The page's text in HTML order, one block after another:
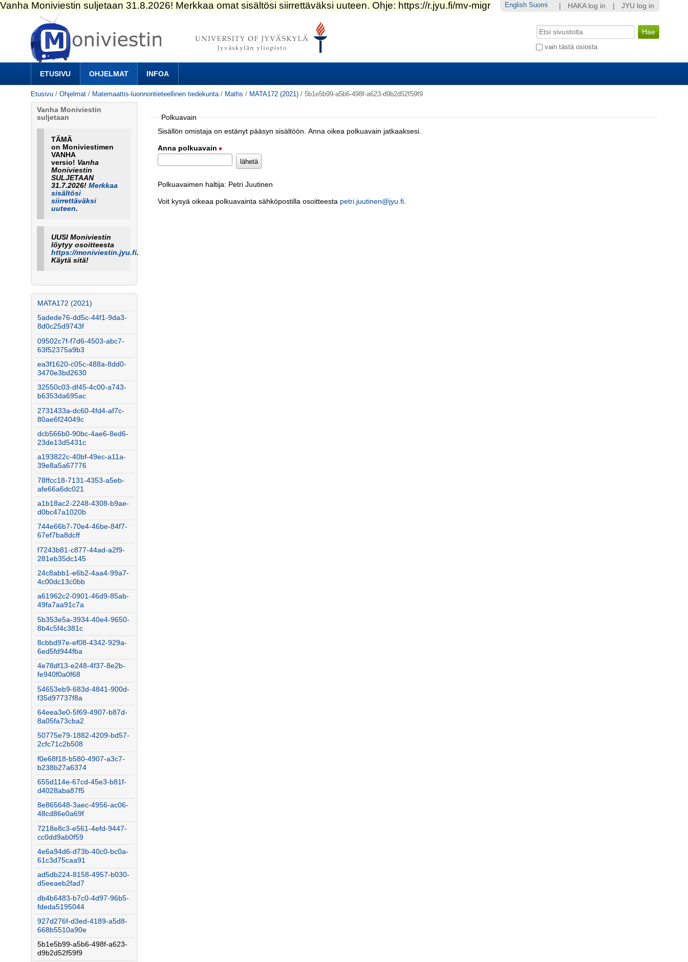
Siirry
sisältöön.
|
Siirry
navigointiin
ETUSIVU OHJELMAT INFOA
Hae
vain tästä osiosta
Laajennettu
Etusivu /Ohjelmat / Matemaattis-luonnontieteellinen tiedekunta / Maths / MATA172 (2021) /5b1e5b99-a5b6-498f-a623-d9b2d52f59f9
Polkuavain
Sisällön omistaja on estänyt pääsyn sisältöön. Anna oikea polkuavain jatkaaksesi.
Anna polkuavain
Polkuavaimen haltija: Petri Juutinen
Voit kysyä oikeaa polkuavainta sähköpostilla osoitteesta petri.juutinen@jyu.fi.
Vanha Moniviestin
suljetaan
TÄMÄ
on Moniviestimen
VANHA
versio! Vanha
Moniviestin
SULJETAAN
31.7.2026! Merkkaa
sisältösi
siirrettäväksi
uuteen.
UUSI Moniviestin
löytyy osoitteesta
https://moniviestin.jyu.fi.
Käytä sitä!
MATA172 (2021)
5adede76-dd5c-44f1-9da3-
8d0c25d9743f
09502c7f-f7d6-4503-abc7-
63f52375a9b3
ea3f1620-c05c-488a-8dd0-
3470e3bd2630
32550c03-df45-4c00-a743-
b6353da695ac
2731433a-dc60-4fd4-af7c-
80ae6f24049c
dcb566b0-90bc-4ae6-8ed6-
23de13d5431c
a193822c-40bf-49ec-a11a-
39e8a5a67776
78ffcc18-7131-4353-a5eb-
afe66a6dc021
a1b18ac2-2248-4308-b9ae-
d0bc47a1020b
744e66b7-70e4-46be-84f7-
67ef7ba8dcff
f7243b81-c877-44ad-a2f9-
281eb35dc145
24c8abb1-e6b2-4aa4-99a7-
4c00dc13c0bb
a61962c2-0901-46d9-85ab-
49fa7aa91c7a
5b353e5a-3934-40e4-9650-
8b4c5f4c381c
8cbbd97e-ef08-4342-929a-
6ed5fd944fba
4e78df13-e248-4f37-8e2b-
fe940f0a0f68
54653eb9-683d-4841-900d-
f35d97737f8a
64eea3e0-5f69-4907-b87d-
8a05fa73cba2
50775e79-1882-4209-bd57-
2cfc71c2b508
f0e68f18-b580-4907-a3c7-
b238b27a6374
655d114e-67cd-45e3-b81f-
d4028aba87f5
8e865648-3aec-4956-ac06-
48cd86e0a69f
7218e8c3-e561-4efd-9447-
cc0dd9ab0f59
4e6a94d6-d73b-40c0-bc0a-
61c3d75caa91
ad5db224-8158-4957-b030-
d5eeaeb2fad7
db4b6483-b7c0-4d97-96b5-
fdeda5195044
927d276f-d3ed-4189-a5d8-
668b5510a90e
5b1e5b99-a5b6-498f-a623-
d9b2d52f59f9
HAKA log in JYU log in
English Suomi